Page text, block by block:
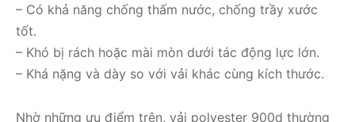
– Có khả năng chống thấm nước, chống trầy xước
tốt.
– Khó bị rách hoặc mài mòn dưới tác động lực lớn.
– Khá nặng và dày so với vải khác cùng kích thước.
Nhờ những ưu điểm trên, vải polyester 900d thường